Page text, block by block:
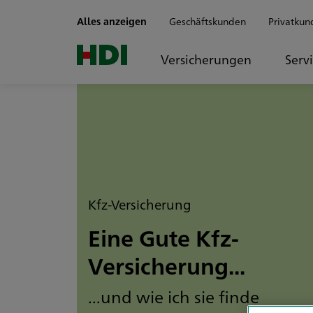
Alles anzeigen Geschäftskunden
Versicherungen
Kfz-Versicherung
Eine Gute Kfz-
Versicherung...
...und wie ich sie finde